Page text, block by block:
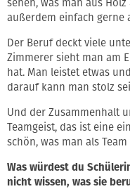
sehen, was man aus
außerdem einfach gerne
Der Beruf deckt viele
Zimmerer sieht man am
hat. Man leistet etwas
darauf kann man stolz
Und der Zusammenhalt
Teamgeist, das ist eine
schön, was man als
Was würdest du
nicht wissen, was sie